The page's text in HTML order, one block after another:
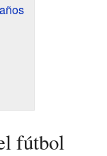
fútbol